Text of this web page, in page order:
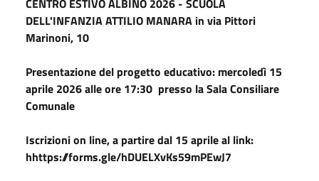
DELL'INFANZIA ATTILIO MANARA in via Pittori
Marinoni, 10
Presentazione del progetto educativo: mercoledì 15
aprile 2026 alle ore 17:30 presso la Sala Consiliare
Comunale
Iscrizioni on line, a partire dal 15 aprile al link:
hhttps://forms.gle/hDUELXvKs59mPEwJ7